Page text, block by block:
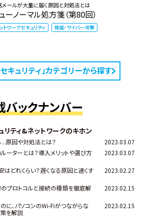
メールが大量に届く原因と対処法とは
ーノーマル処方箋（第80回）
トワークセキュリティ 脅威・サイバー攻撃
キュリティ」カテゴリーから探す
バックナンバー
リティ&ネットワークのキホン
原因や対処法とは？
2023.03.07
ーターとは？導入メリットや選び方
2023.03.07
どれくらい？遅くなる原因と速くす
2023.02.27
プロトコルと接続の種類を徹底解
2023.02.15
に、パソコンのWi-Fiがつながらな
を解説
2023.02.15